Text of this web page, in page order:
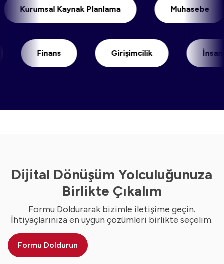
Kurumsal Kaynak Planlama
Finans Girişimcilik İnsan
Dijital Dönüşüm Yolculuğunuza
Birlikte Çıkalım
Formu Doldurarak bizimle iletişime geçin.
İhtiyaçlarınıza en uygun çözümleri birlikte seçelim.
Formu Doldurun